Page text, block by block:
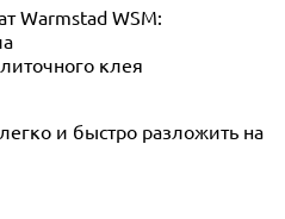
Warmstad WSM:
клея
и быстро разложить на